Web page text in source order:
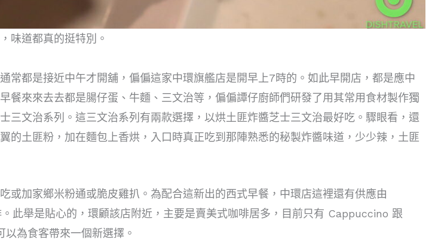
味道都真的挺特別。
常都是接近中午才開舖，偏偏這家中環旗艦店是開早上7時的。如此早開店，都是應中
餐來來去去都是腸仔蛋、牛麵、三文治等，偏偏譚仔廚師們研發了用其常用食材製作獨
三文治系列。這三文治系列有兩款選擇，以烘土匪炸醬芝士三文治最好吃。驟眼看，還
的土匪粉，加在麵包上香烘，入口時真正吃到那陣熟悉的秘製炸醬味道，少少辣，土匪
或加家鄉米粉通或脆皮雞扒。為配合這新出的西式早餐，中環店這裡還有供應由
此舉是貼心的，環顧該店附近，主要是賣美式咖啡居多，目前只有 Cappuccino 跟
為食客帶來一個新選擇。